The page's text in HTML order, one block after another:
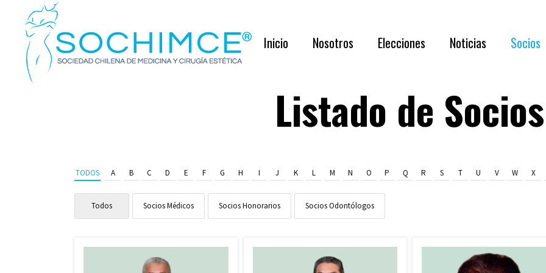
Inicio Nosotros
Acerca de Nosotros
Directorio 2026 – 2028
Elecciones
RESULTADOS
Asamblea
Noticias Socios
Directorio
Listado de Socios
TODOS A B C D E F G H I J K L M N O P Q R S T U V W X
Todos Socios Médicos Socios Honorarios Socios Odontólogos